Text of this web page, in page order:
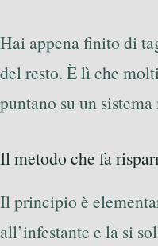
Hai appena finito di
del resto. È lì che
puntano su un
Il metodo che fa
Il principio è
all’infestante e la si